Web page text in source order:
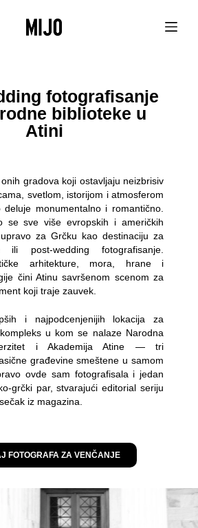
fotografisanje
biblioteke u
Atini
gradova koji ostavljaju neizbrisiv
svetlom, istorijom i atmosferom
deluje monumentalno i romantično.
se sve više evropskih i američkih
za Grčku kao destinaciju za
ili post-wedding fotografisanje.
arhitekture, mora, hrane i
čini Atinu savršenom scenom za
koji traje zauvek.
i najpodcenjenijih lokacija za
u kom se nalaze Narodna
i Akademija Atine — tri
građevine smeštene u samom
ovde sam fotografisala i jedan
grčki par, stvarajući editorial seriju
iz magazina.
FOTOGRAFA ZA VENČANJE